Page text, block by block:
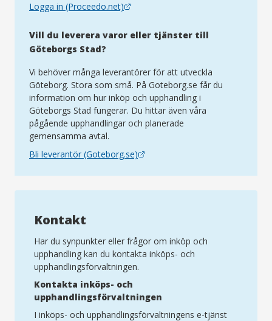
Logga in (Proceedo.net)
(öppnas
nytt
fönster)
Vill du leverera varor eller tjänster till
Göteborgs Stad?
Vi behöver många leverantörer för att utveckla
Göteborg. Stora som små. På Goteborg.se får du
information om hur inköp och upphandling i
Göteborgs Stad fungerar. Du hittar även våra
pågående upphandlingar och planerade
gemensamma avtal.
Bli leverantör (Goteborg.se)
(öppnas
i
nytt
Kontakt
Har du synpunkter eller frågor om inköp och
upphandling kan du kontakta inköps- och
upphandlingsförvaltningen.
Kontakta inköps- och
upphandlingsförvaltningen
I inköps- och upphandlingsförvaltningens e-tjänst